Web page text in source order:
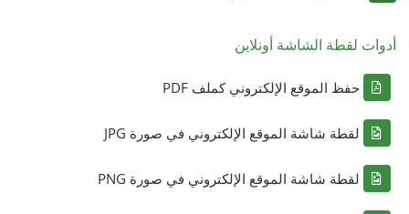
أدوات لقطة الشاشة أونلاين
حفظ الموقع الإلكتروني كملف PDF
لقطة شاشة الموقع الإلكتروني في صورة JPG
لقطة شاشة الموقع الإلكتروني في صورة PNG